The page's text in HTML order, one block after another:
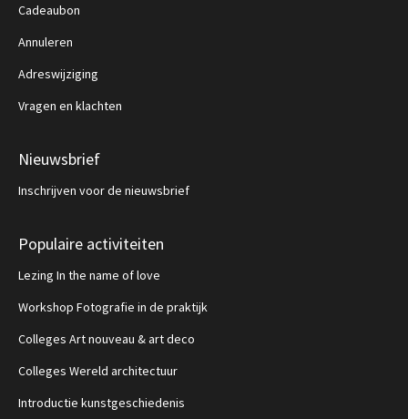
Cadeaubon
Annuleren
Adreswijziging
Vragen en klachten
Nieuwsbrief
Inschrijven voor de nieuwsbrief
Populaire activiteiten
Lezing In the name of love
Workshop Fotografie in de praktijk
Colleges Art nouveau & art deco
Colleges Wereld architectuur
Introductie kunstgeschiedenis